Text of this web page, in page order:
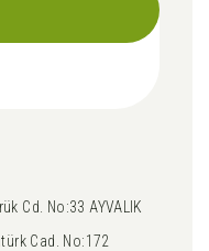
Cd. No:33 AYVALIK
Cad. No:172